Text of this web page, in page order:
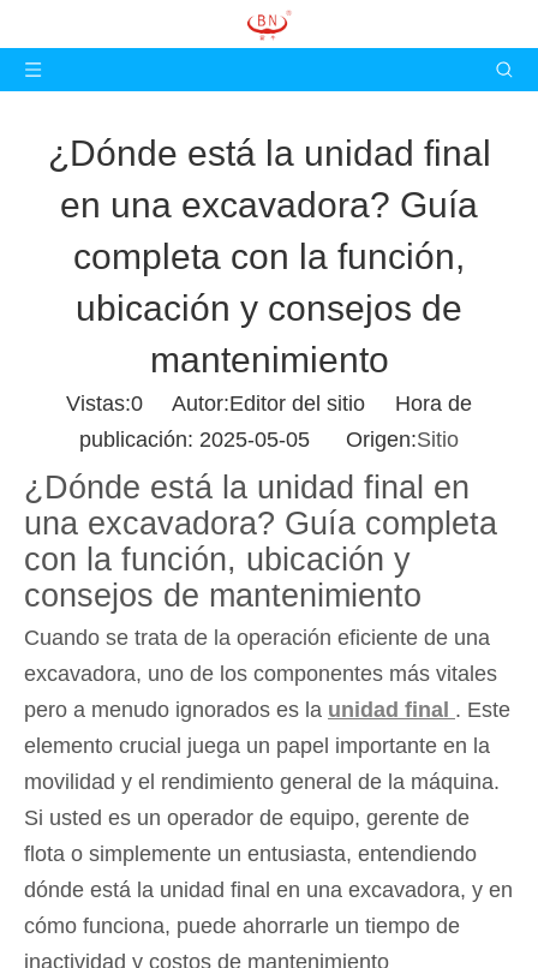
¿Dónde está la unidad final
en una excavadora? Guía
completa con la función,
ubicación y consejos de
mantenimiento
Vistas:0 Autor:Editor del sitio Hora de
publicación: 2025-05-05 Origen:Sitio
¿Dónde está la unidad final en
una excavadora? Guía completa
con la función, ubicación y
consejos de mantenimiento
Cuando se trata de la operación eficiente de una
excavadora, uno de los componentes más vitales
pero a menudo ignorados es la unidad final . Este
elemento crucial juega un papel importante en la
movilidad y el rendimiento general de la máquina.
Si usted es un operador de equipo, gerente de
flota o simplemente un entusiasta, entendiendo
dónde está la unidad final en una excavadora, y en
cómo funciona, puede ahorrarle un tiempo de
inactividad y costos de mantenimiento